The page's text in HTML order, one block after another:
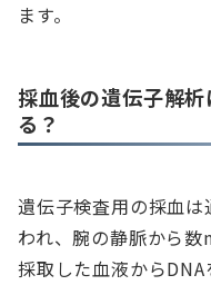
ます。
採血後の遺伝子解
る？
遺伝子検査用の採血
われ、腕の静脈から数
採取した血液から